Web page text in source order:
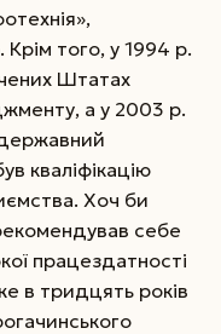
Крім того, у 1994 р.
Штатах
а у 2003 р.
кваліфікацію
Хоч би
себе
працездатності
в тридцять років